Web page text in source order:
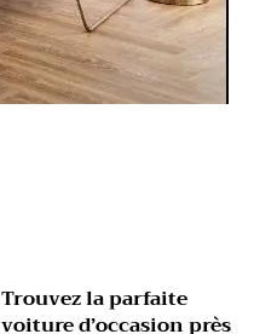
Trouvez la parfaite
voiture d’occasion près